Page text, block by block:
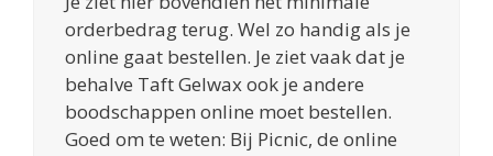
orderbedrag terug. Wel zo handig als je
online gaat bestellen. Je ziet vaak dat je
behalve Taft Gelwax ook je andere
boodschappen online moet bestellen.
Goed om te weten: Bij Picnic, de online